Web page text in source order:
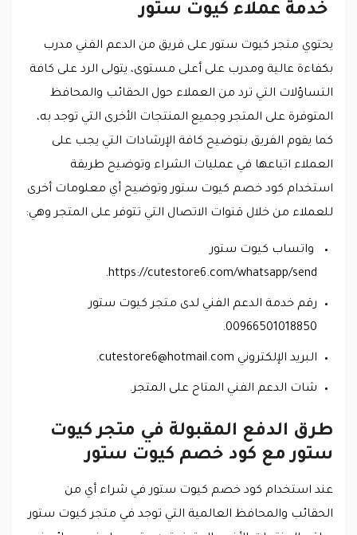
خدمة عملاء كيوت ستور
يحتوي متجر كيوت ستور على فريق من الدعم الفني مدرب
بكفاءة عالية ومدرب على أعلى مستوى، يتولى الرد على كافة
التساؤلات التي ترد من العملاء حول الحقائب والمحافظ
المتوفرة على المتجر وجميع المنتجات الأخرى التي توجد به،
كما يقوم الفريق بتوضيح كافة الإرشادات التي يجب على
العملاء اتباعها في عمليات الشراء وتوضيح طريقة
استخدام كود خصم كيوت ستور وتوضيح أي معلومات أخرى
للعملاء من خلال قنوات الاتصال التي تتوفر على المتجر وهي:
واتساب كيوت ستور
https://cutestore6.com/whatsapp/send.
رقم خدمة الدعم الفني لدى متجر كيوت ستور
00966501018850.
البريد الإلكتروني cutestore6@hotmail.com
.
شات الدعم الفني المتاح على المتجر.
طرق الدفع المقبولة في متجر كيوت
ستور مع كود خصم كيوت ستور
عند استخدام كود خصم كيوت ستور في شراء أي من
الحقائب والمحافظ العالمية التي توجد في متجر كيوت ستور